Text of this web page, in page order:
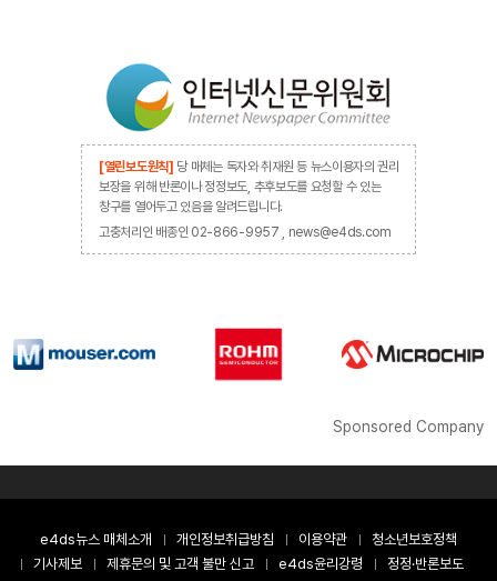
[열린보도원칙] 당 매체는 독자와 취재원 등 뉴스이용자의 권리
보장을 위해 반론이나 정정보도, 추후보도를 요청할 수 있는
창구를 열어두고 있음을 알려드립니다.
고충처리인 배종인 02-866-9957 , news@e4ds.com
Sponsored Company
e4ds뉴스 매체소개 개인정보취급방침 이용약관
청소년보호정책
기사제보
제휴문의 및 고객 불만 신고 e4ds윤리강령
정정·반론보도